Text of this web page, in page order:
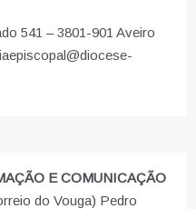
541 – 3801-901 Aveiro
E COMUNICAÇÃO
do Vouga) Pedro